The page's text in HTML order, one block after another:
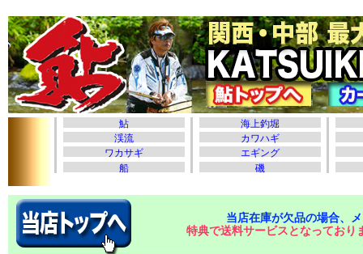
当店在庫が欠品の場合、
特典で送料サービスとなっており